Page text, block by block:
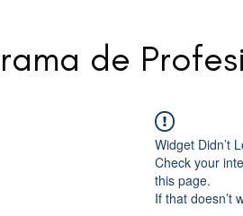
de
Widget Didn’t
Check your
this page.
If that doesn’t